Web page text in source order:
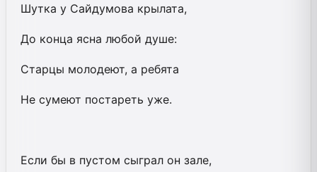
Шутка у Сайдумова крылата,
До конца ясна любой душе:
Старцы молодеют, а ребята
Не сумеют постареть уже.
Если бы в пустом сыграл он зале,